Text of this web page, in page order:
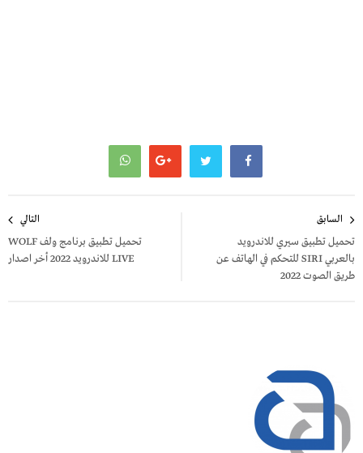
المقالات
السابق
تحميل تطبيق سيري للاندرويد
بالعربي SIRI للتحكم في الهاتف عن
طريق الصوت 2022
التالي
تحميل تطبيق برنامج ولف WOLF
LIVE للاندرويد 2022 أخر اصدار